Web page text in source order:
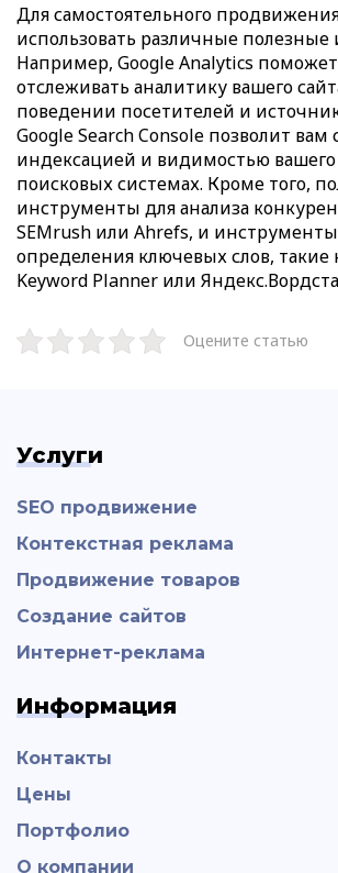
Для самостоятельного
использовать различные
Например, Google Analytics
отслеживать аналитику вашего
поведении посетителей и
Google Search Console позволит вам
индексацией и видимостью вашего
поисковых системах. Кроме того,
инструменты для анализа
SEMrush или Ahrefs, и
определения ключевых слов, такие
Keyword Planner или
Оцените статью
Услуги
SEO продвижение
Контекстная реклама
Продвижение товаров
Создание сайтов
Интернет-реклама
Информация
Контакты
Цены
Портфолио
О компании